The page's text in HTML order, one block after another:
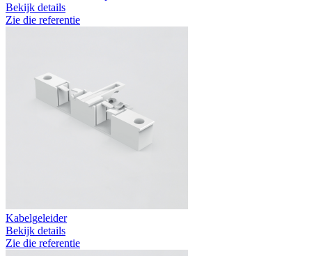
Bekijk details
Zie die referentie
Kabelgeleider
Bekijk details
Zie die referentie